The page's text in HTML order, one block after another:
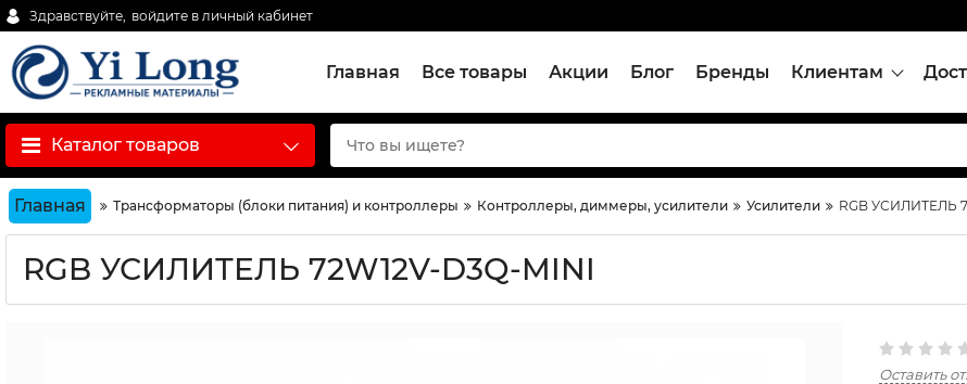
Здравствуйте, войдите в личный кабинет
Главная Все товары Акции Блог Бренды Клиентам
Каталог товаров
Главная Трансформаторы (блоки питания) и контроллеры Контроллеры, диммеры, усилители Усилители RGB УСИЛИТЕЛЬ
RGB УСИЛИТЕЛЬ 72W12V-D3Q-MINI
Оставить